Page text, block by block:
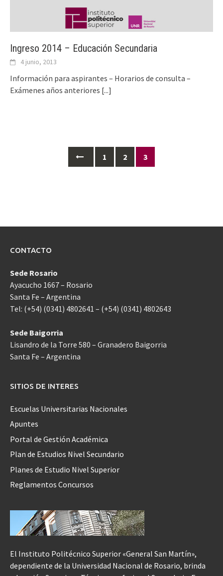
Ingreso 2014 – Educación Secundaria
4 junio, 2013
Información para aspirantes – Horarios de consulta –
Exámenes años anteriores [...]
1 2 3
CONTACTO
Sede Rosario
Ayacucho 1667 – Rosario
Santa Fe – Argentina
Tel: (+54) (0341) 4802641 – (+54) (0341) 4802643
Sede Baigorria
Lisandro de la Torre 580 – Granadero Baigorria
Santa Fe – Argentina
SITIOS DE INTERES
Escuelas Universitarias Nacionales
Apuntes
Portal de Gestión Académica
Plan de Estudios Nivel Secundario
Planes de Estudio Nivel Superior
Reglamentos Concursos
El Instituto Politécnico Superior «General San Martín»,
dependiente de la Universidad Nacional de Rosario, brinda